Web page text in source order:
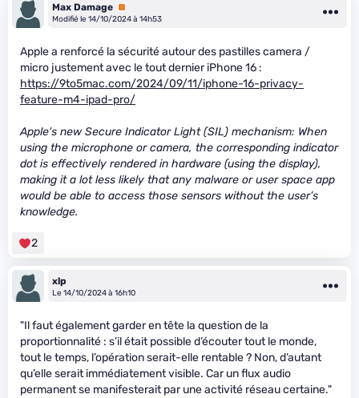
Max Damage Premium
Modifié le 14/10/2024 à 14h53
Apple a renforcé la sécurité autour des pastilles camera /
micro justement avec le tout dernier iPhone 16 :
https://9to5mac.com/2024/09/11/iphone-16-privacy-
feature-m4-ipad-pro/
Apple's new Secure Indicator Light (SIL) mechanism: When
using the microphone or camera, the corresponding indicator
dot is effectively rendered in hardware (using the display),
making it a lot less likely that any malware or user space app
would be able to access those sensors without the user’s
knowledge.
2
xlp
Le 14/10/2024 à 16h10
"Il faut également garder en tête la question de la
proportionnalité : s’il était possible d’écouter tout le monde,
tout le temps, l’opération serait-elle rentable ? Non, d’autant
qu’elle serait immédiatement visible. Car un flux audio
permanent se manifesterait par une activité réseau certaine."